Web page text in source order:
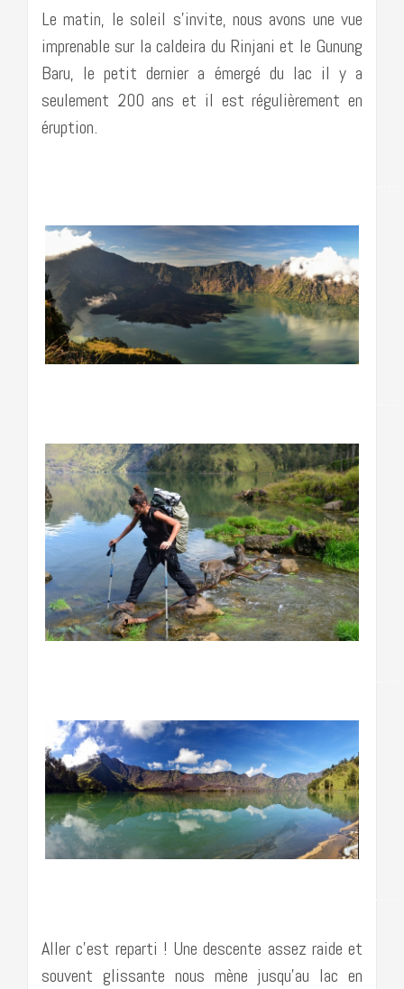
Le matin, le soleil s’invite, nous avons une vue
imprenable sur la caldeira du Rinjani et le Gunung
Baru, le petit dernier a émergé du lac il y a
seulement 200 ans et il est régulièrement en
éruption.
Aller c’est reparti ! Une descente assez raide et
souvent glissante nous mène jusqu’au lac en